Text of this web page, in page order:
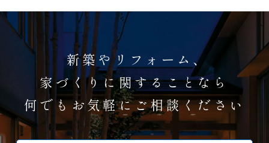
新築やリフォーム、
家づくりに関することなら
何でもお気軽にご相談ください